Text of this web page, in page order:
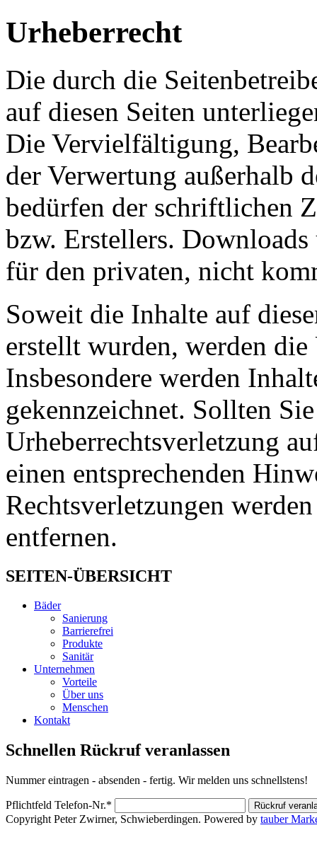
Urheberrecht
Die durch die
auf diesen Seiten
Die Vervielfältigung,
der Verwertung außerhalb
bedürfen der schriftlichen
bzw. Erstellers.
für den privaten, nicht
Soweit die Inhalte auf
erstellt wurden, werden
Insbesondere werden
gekennzeichnet. Sollten
Urheberrechtsverletzung
einen entsprechenden
Rechtsverletzungen
entfernen.
SEITEN-ÜBERSICHT
Bäder
Sanierung
Barrierefrei
Produkte
Sanitär
Unternehmen
Vorteile
Über uns
Menschen
Kontakt
Schnellen Rückruf veranlassen
Nummer eintragen - absenden - fertig. Wir melden uns schnellstens!
Pflichtfeld Telefon-Nr.*
Copyright Peter Zwirner, Schwieberdingen. Powered by tauber